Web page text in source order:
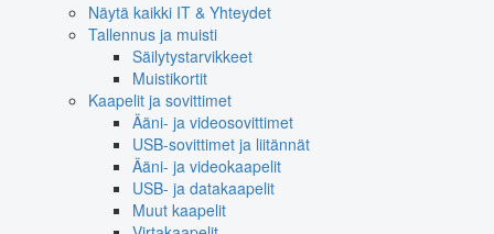
Näytä kaikki IT & Yhteydet
Tallennus ja muisti
Säilytystarvikkeet
Muistikortit
Kaapelit ja sovittimet
Ääni- ja videosovittimet
USB-sovittimet ja liitännät
Ääni- ja videokaapelit
USB- ja datakaapelit
Muut kaapelit